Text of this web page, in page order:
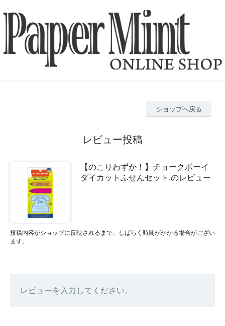
ショップへ戻る
レビュー投稿
【のこりわずか！】チョークボーイ
ダイカットふせんセット.のレビュー
投稿内容がショップに反映されるまで、しばらく時間がかかる場合がござい
ます。
レビューを入力してください。